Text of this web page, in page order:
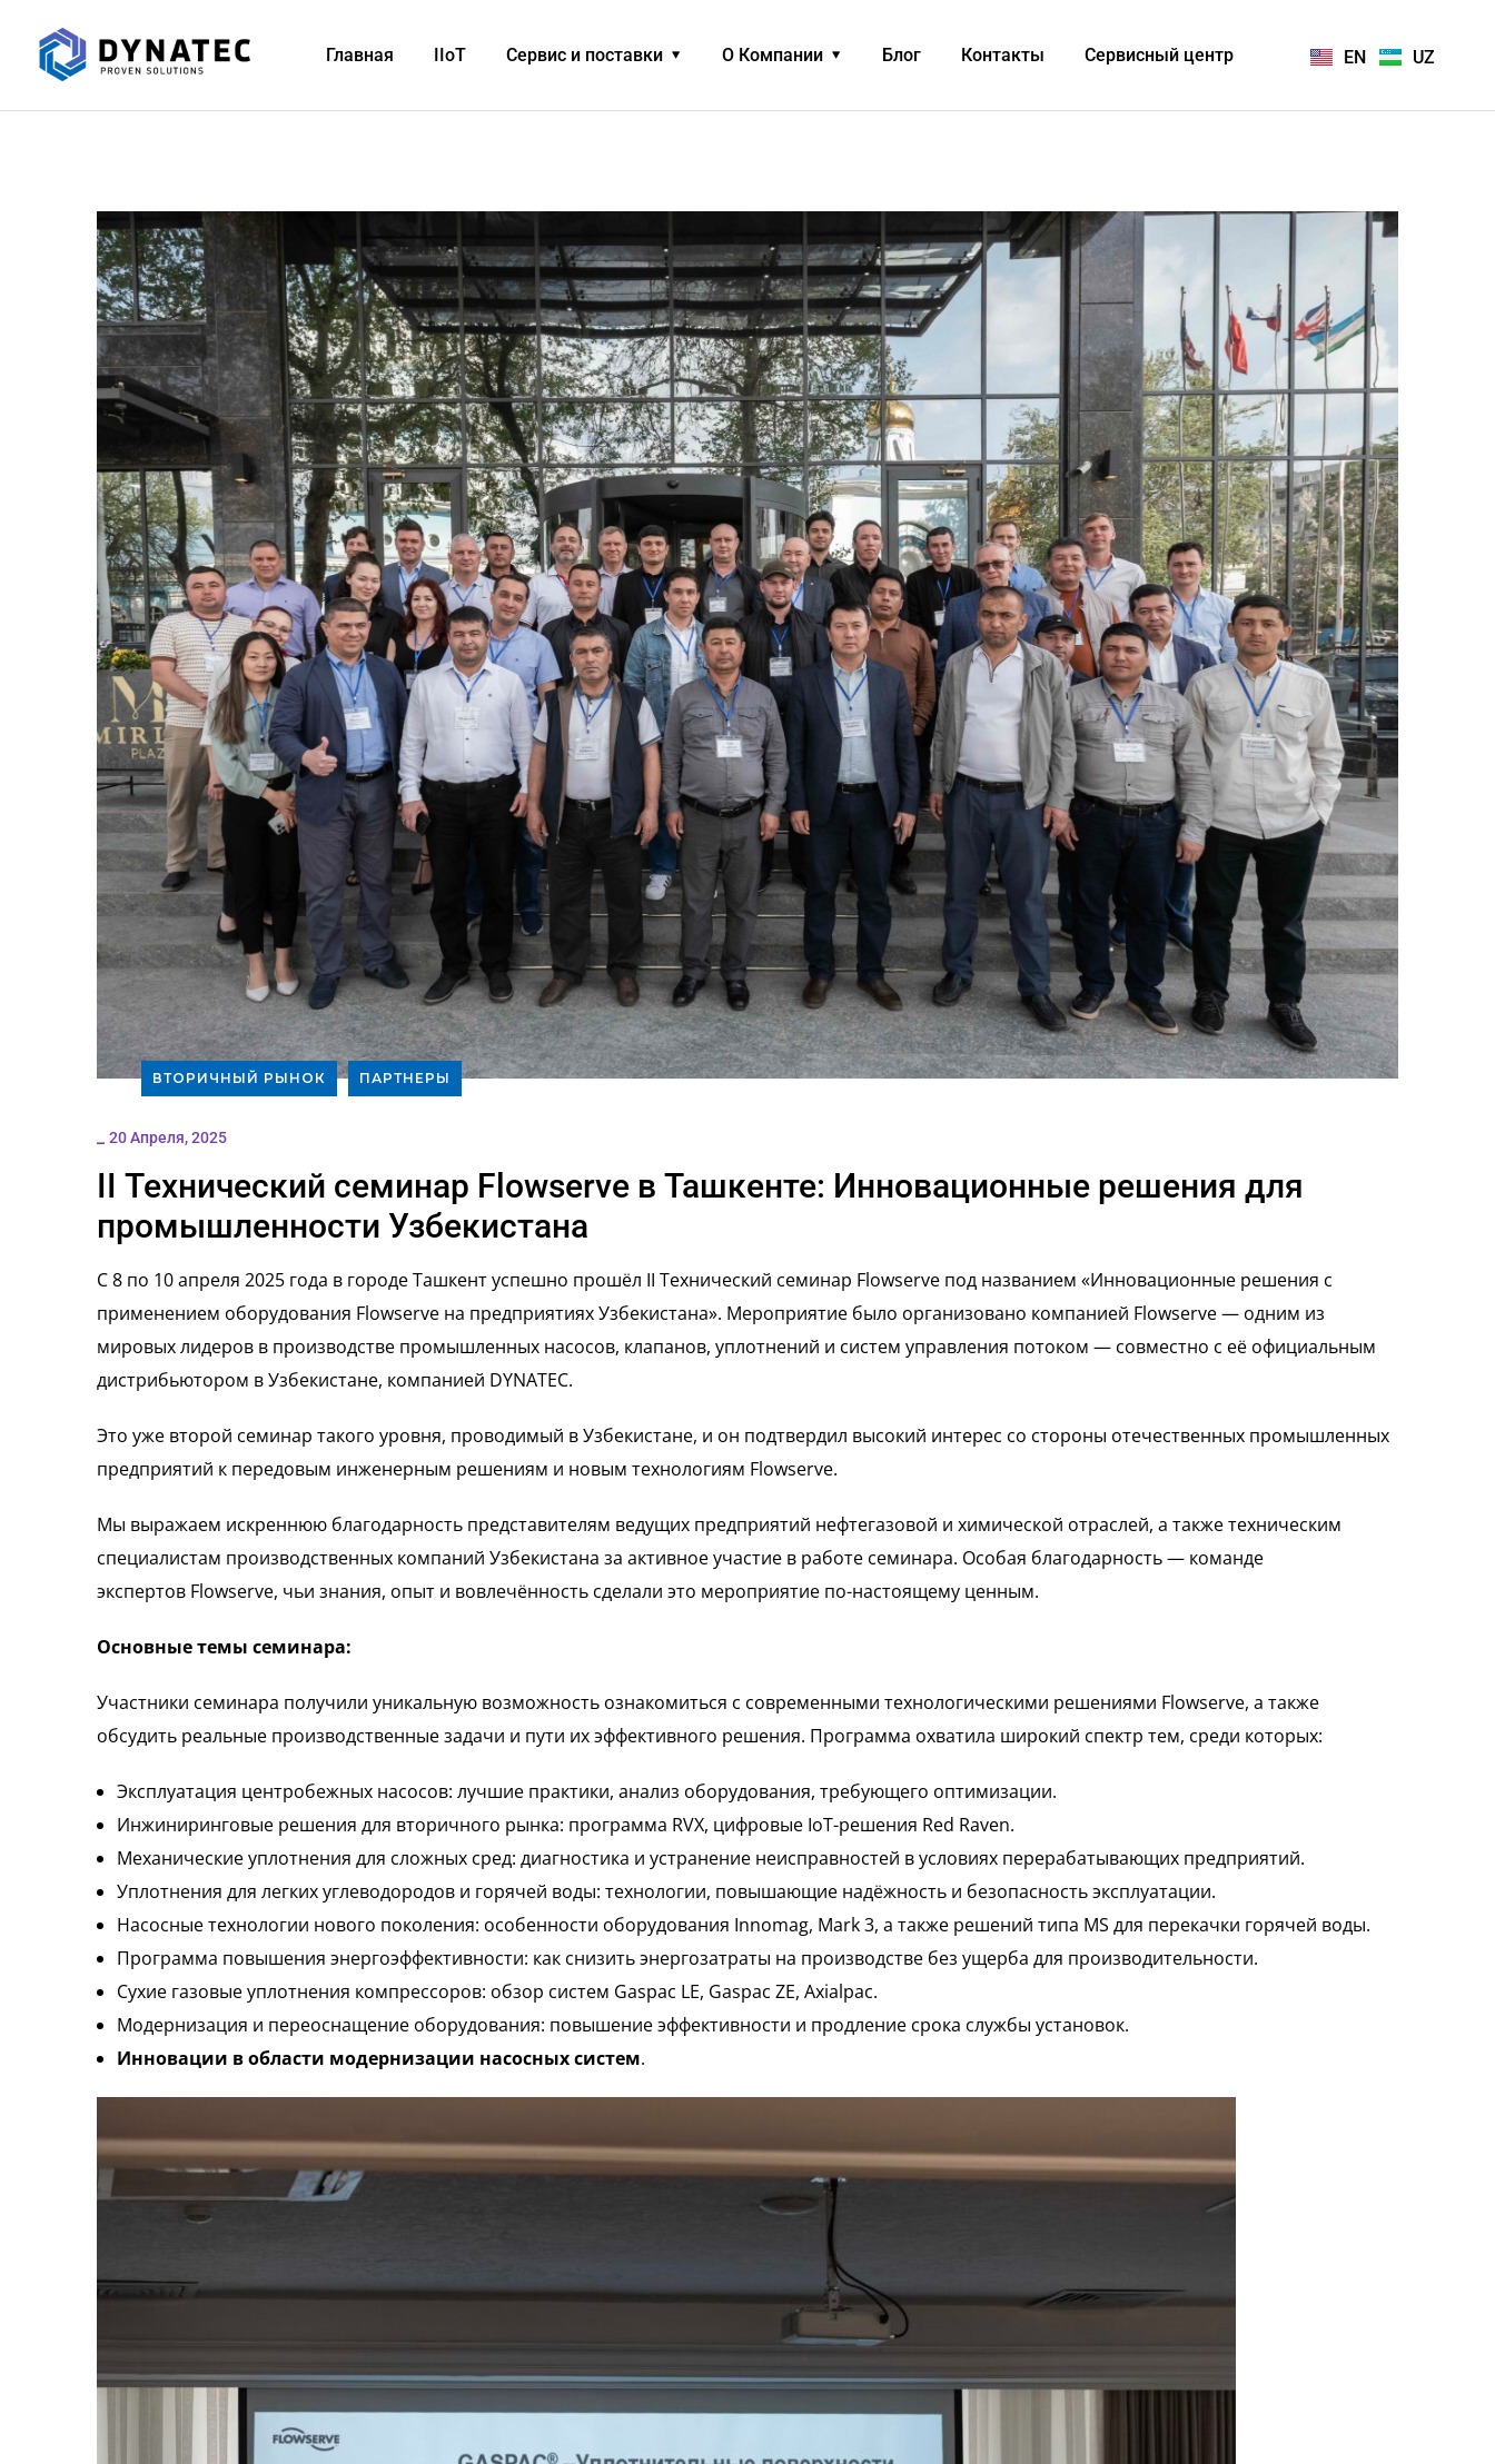
Главная IIoT Сервис и поставки О Компании Блог Контакты Сервисный центр EN UZ
ВТОРИЧНЫЙ РЫНОК ПАРТНЕРЫ
_ 20 Апреля, 2025
II Технический семинар Flowserve в Ташкенте: Инновационные решения для
промышленности Узбекистана
С 8 по 10 апреля 2025 года в городе Ташкент успешно прошёл II Технический семинар Flowserve под названием «Инновационные решения с
применением оборудования Flowserve на предприятиях Узбекистана». Мероприятие было организовано компанией Flowserve — одним из
мировых лидеров в производстве промышленных насосов, клапанов, уплотнений и систем управления потоком — совместно с её официальным
дистрибьютором в Узбекистане, компанией DYNATEC.
Это уже второй семинар такого уровня, проводимый в Узбекистане, и он подтвердил высокий интерес со стороны отечественных промышленных
предприятий к передовым инженерным решениям и новым технологиям Flowserve.
Мы выражаем искреннюю благодарность представителям ведущих предприятий нефтегазовой и химической отраслей, а также техническим
специалистам производственных компаний Узбекистана за активное участие в работе семинара. Особая благодарность — команде
экспертов Flowserve, чьи знания, опыт и вовлечённость сделали это мероприятие по-настоящему ценным.
Основные темы семинара:
Участники семинара получили уникальную возможность ознакомиться с современными технологическими решениями Flowserve, а также
обсудить реальные производственные задачи и пути их эффективного решения. Программа охватила широкий спектр тем, среди которых:
Эксплуатация центробежных насосов: лучшие практики, анализ оборудования, требующего оптимизации.
Инжиниринговые решения для вторичного рынка: программа RVX, цифровые IoT-решения Red Raven.
Механические уплотнения для сложных сред: диагностика и устранение неисправностей в условиях перерабатывающих предприятий.
Уплотнения для легких углеводородов и горячей воды: технологии, повышающие надёжность и безопасность эксплуатации.
Насосные технологии нового поколения: особенности оборудования Innomag, Mark 3, а также решений типа MS для перекачки горячей воды.
Программа повышения энергоэффективности: как снизить энергозатраты на производстве без ущерба для производительности.
Сухие газовые уплотнения компрессоров: обзор систем Gaspac LE, Gaspac ZE, Axialpac.
Модернизация и переоснащение оборудования: повышение эффективности и продление срока службы установок.
Инновации в области модернизации насосных систем.